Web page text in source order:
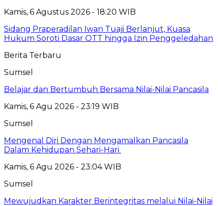
Kamis, 6 Agustus 2026 - 18:20 WIB
Sidang Praperadilan Iwan Tuaji Berlanjut, Kuasa
Hukum Soroti Dasar OTT hingga Izin Penggeledahan
Berita Terbaru
Sumsel
Belajar dan Bertumbuh Bersama Nilai-Nilai Pancasila
Kamis, 6 Agu 2026 - 23:19 WIB
Sumsel
Mengenal Diri Dengan Mengamalkan Pancasila
Dalam Kehidupan Sehari-Hari
Kamis, 6 Agu 2026 - 23:04 WIB
Sumsel
Mewujudkan Karakter Berintegritas melalui Nilai-Nilai